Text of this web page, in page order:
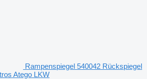
Rampenspiegel 540042 Rückspiegel
Atego LKW